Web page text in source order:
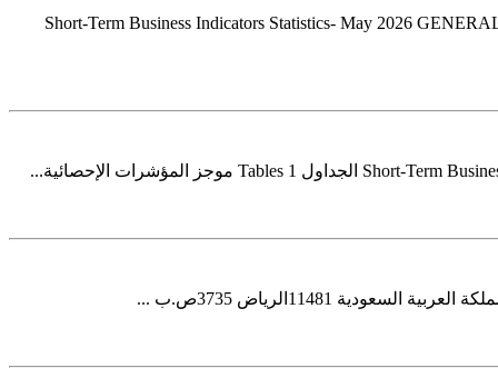
Short-Term Business Indicators Statistics- May 2026